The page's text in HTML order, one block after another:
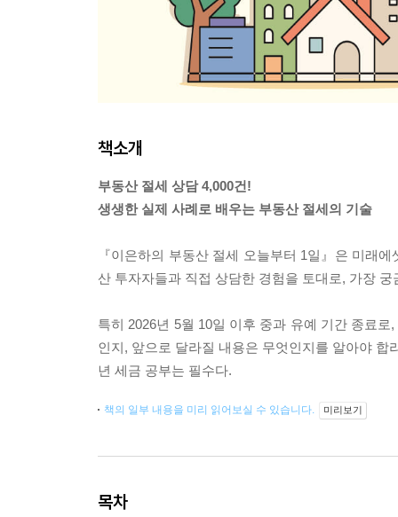
책소개
부동산 절세 상담 4,000건!
생생한 실제 사례로 배우는 부동산 절세의 기술
『이은하의 부동산 절세 오늘부터 1일』은 미래
산 투자자들과 직접 상담한 경험을 토대로, 가장
특히 2026년 5월 10일 이후 중과 유예 기간 종료
인지, 앞으로 달라질 내용은 무엇인지를 알아야
년 세금 공부는 필수다.
책의 일부 내용을 미리 읽어보실 수 있습니다. 미리보기
목차